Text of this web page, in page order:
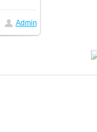
Admin